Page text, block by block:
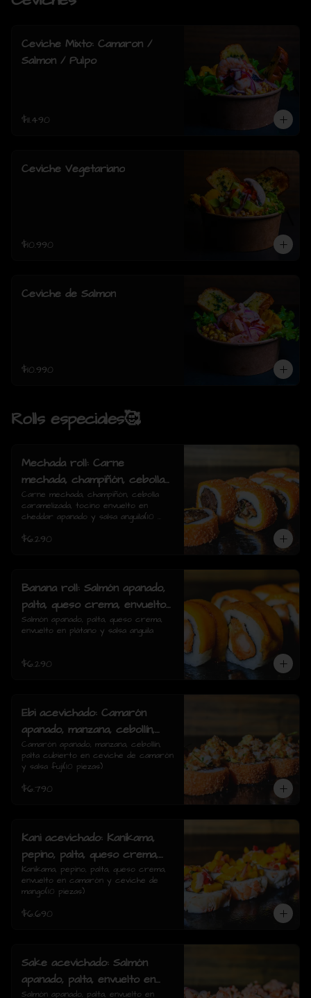
Ceviche Mixto: Camaron /
Salmon / Pulpo
$11.490
Ceviche Vegetariano
$10.990
Ceviche de Salmon
$10.990
Rolls especiales🥰
Mechada roll: Carne
mechada, champiñón, cebolla
caramelizada, tocino envuelto
en cheddar apanado y salsa
Carne mechada, champiñón, cebolla
caramelizada, tocino envuelto en
cheddar apanado y salsa anguila(10
$6.290
Banana roll: Salmón apanado,
palta, queso crema, envuelto
en plátano y salsa anguila(10
rolls)
Salmón apanado, palta, queso crema,
envuelto en plátano y salsa anguila
$6.290
Ebi acevichado: Camarón
apanado, manzana, cebollín,
palta cubierto en ceviche de
camarón y salsa fuji(10
Camarón apanado, manzana, cebollín,
palta cubierto en ceviche de camarón
y salsa fuji(10 piezas)
$6.790
Kani acevichado: Kanikama,
pepino, palta, queso crema,
envuelto en camarón y
ceviche de mango(10 piezas)
Kanikama, pepino, palta, queso crema,
envuelto en camarón y ceviche de
mango(10 piezas)
$6.690
Sake acevichado: Salmón
apanado, palta, envuelto en
Salmón apanado, palta, envuelto en